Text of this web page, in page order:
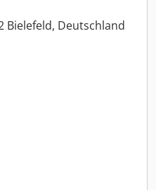
Bielefeld, Deutschland